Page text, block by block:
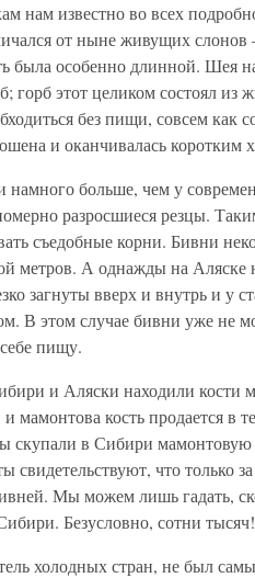
нам известно во всех
от ныне живущих
была особенно длинной. Шея
горб этот целиком состоял из
без пищи, совсем как
и оканчивалась коротким
больше, чем у
разросшиеся резцы.
съедобные корни. Бивни
метров. А однажды на
загнуты вверх и внутрь и у
В этом случае бивни уже не
пищу.
и Аляски находили кости
мамонтова кость продается в
скупали в Сибири
свидетельствуют, что только
Мы можем лишь гадать,
Безусловно, сотни тысяч!
холодных стран, не был